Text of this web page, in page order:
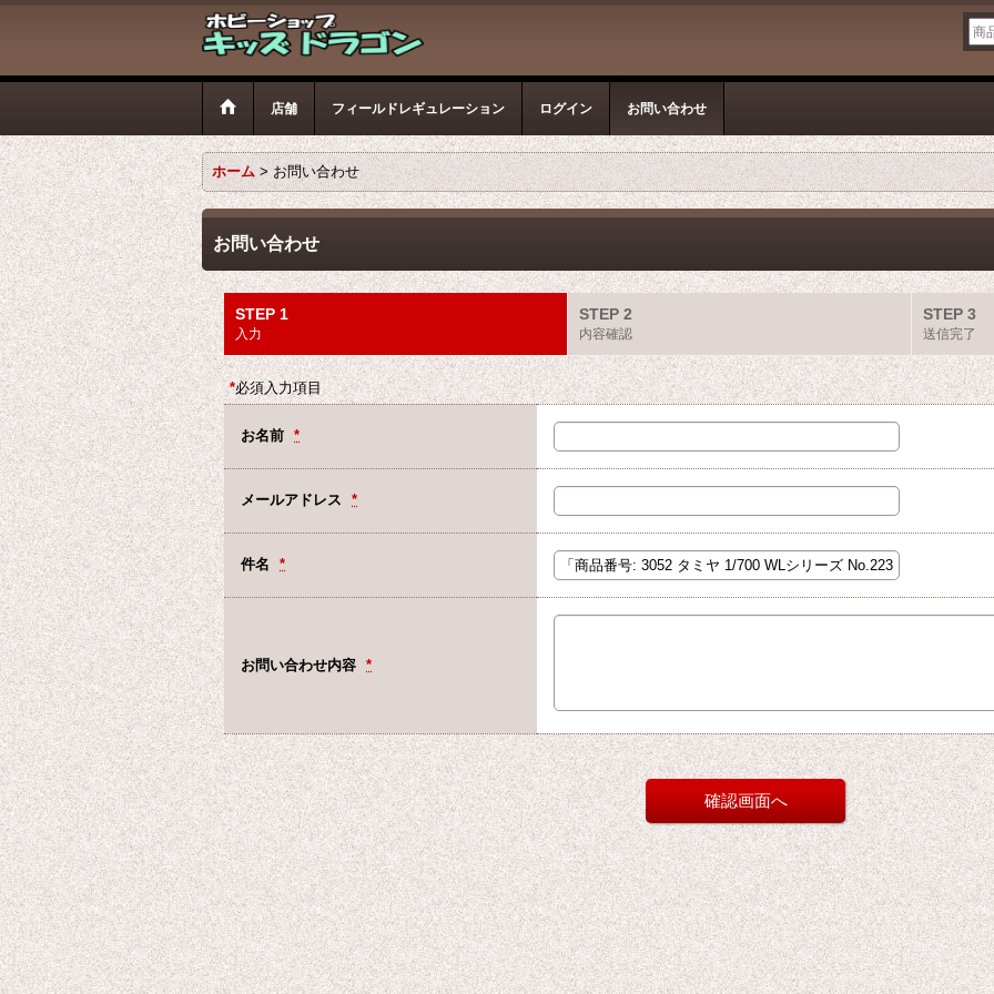
店舗 フィールドレギュレーション ログイン お問い合わせ
ホーム > お問い合わせ
お問い合わせ
STEP 1
入力
STEP 2
内容確認
STEP 3
送信完了
*必須入力項目
お名前 *
メールアドレス *
件名 *
お問い合わせ内容 *